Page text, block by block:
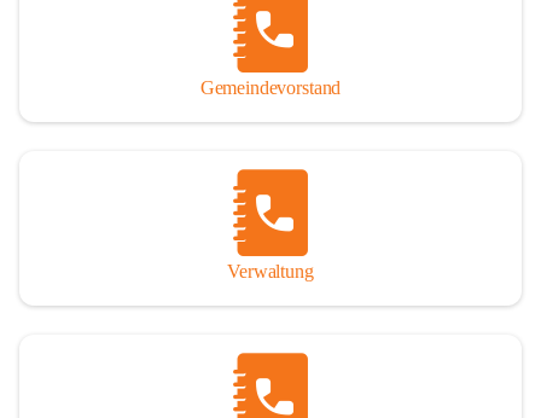
Gemeindevorstand
Verwaltung